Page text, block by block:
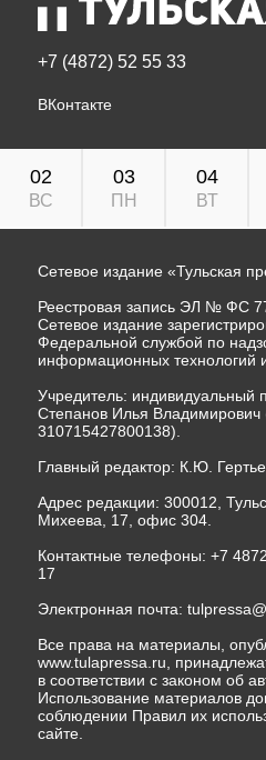
+7 (4872) 52 55 33
ВКонтакте
02
ВС
03
ПН
04
ВТ
Сетевое издание «Тульская
Реестровая запись ЭЛ № ФС
Сетевое издание
Федеральной службой по
информационных технологий
Учредитель: индивидуальный
Степанов Илья
310715427800138).
Главный редактор: К.Ю.
Адрес редакции: 300012,
Михеева, 17, офис 304.
Контактные телефоны: +7
17
Электронная почта:
Все права на материалы,
www.tulapressa.ru,
в соответствии с законом об
Использование материалов
соблюдении Правил их
сайте.